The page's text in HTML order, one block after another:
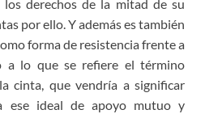
derechos de la mitad de su
por ello. Y además es también
forma de resistencia frente a
a lo que se refiere el término
cinta, que vendría a significar
ese ideal de apoyo mutuo y